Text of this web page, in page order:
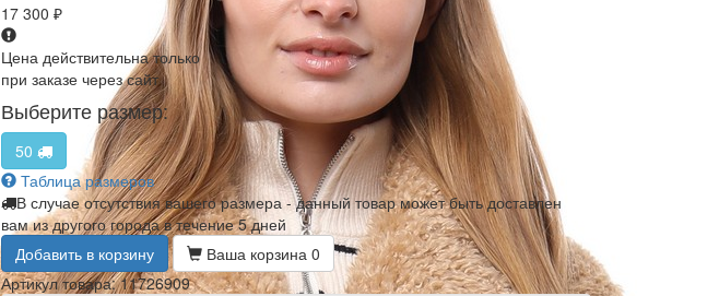
17 300 ₽
Цена действительна только
при заказе через сайт
Выберите размер:
50
Таблица размеров
В случае отсутствия вашего размера - данный товар может быть доставлен
вам из другого города в течение 5 дней
Добавить в корзину
Ваша корзина 0
Артикул товара: 11726909